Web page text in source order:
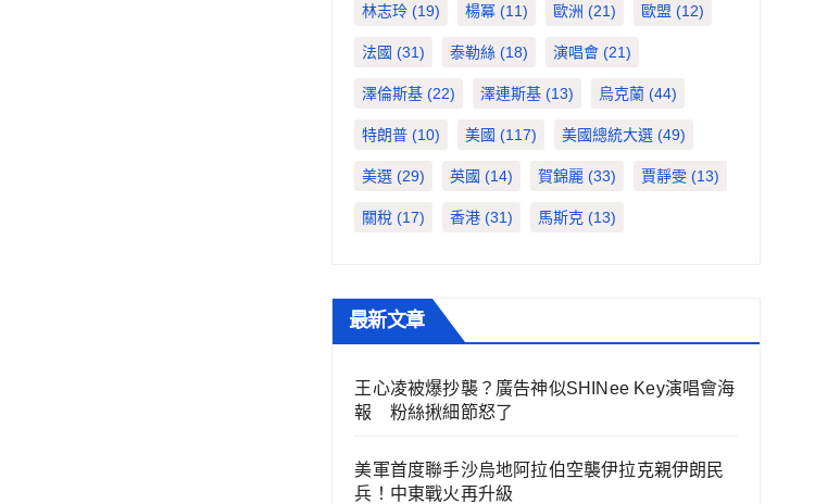
林志玲 (19) 楊冪 (11) 歐洲 (21) 歐盟 (12)
法國 (31) 泰勒絲 (18) 演唱會 (21)
澤倫斯基 (22) 澤連斯基 (13) 烏克蘭 (44)
特朗普 (10) 美國 (117) 美國總統大選 (49)
美選 (29) 英國 (14) 賀錦麗 (33) 賈靜雯 (13)
關稅 (17) 香港 (31) 馬斯克 (13)
最新文章
王心凌被爆抄襲？廣告神似SHINee Key演唱會海
報 粉絲揪細節怒了
美軍首度聯手沙烏地阿拉伯空襲伊拉克親伊朗民
兵！中東戰火再升級